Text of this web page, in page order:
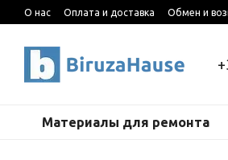
Перейти к основному контенту
О нас Оплата и доставка Обмен и
Материалы для ремонта